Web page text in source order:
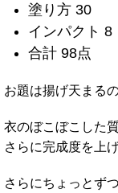
塗り方 30
インパクト 8
合計 98点
お題は揚げ天まる
衣のぼこぼこした
さらに完成度を上
さらにちょっとず